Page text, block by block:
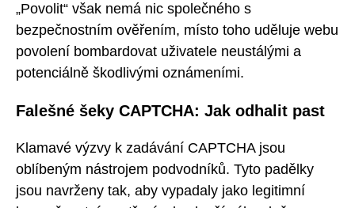
„Povolit“ však nemá nic společného s
bezpečnostním ověřením, místo toho uděluje webu
povolení bombardovat uživatele neustálými a
potenciálně škodlivými oznámeními.
Falešné šeky CAPTCHA: Jak odhalit past
Klamavé výzvy k zadávání CAPTCHA jsou
oblíbeným nástrojem podvodníků. Tyto padělky
jsou navrženy tak, aby vypadaly jako legitimní